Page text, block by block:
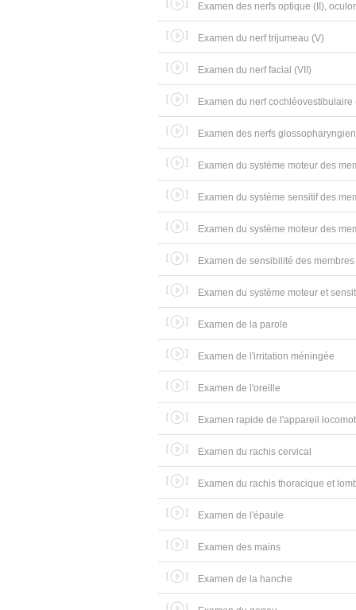
Examen des nerfs optique (II),
Examen du nerf trijumeau (V)
Examen du nerf facial (VII)
Examen du nerf cochléovestibulaire
Examen des nerfs
Examen du système moteur des
Examen du système sensitif des
Examen du système moteur des
Examen de sensibilité des
Examen du système moteur et
Examen de la parole
Examen de l'irritation méningée
Examen de l'oreille
Examen rapide de l'appareil
Examen du rachis cervical
Examen du rachis thoracique et
Examen de l'épaule
Examen des mains
Examen de la hanche